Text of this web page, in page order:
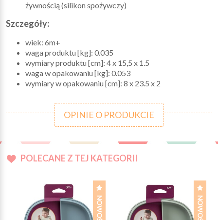
żywnością (silikon spożywczy)
Szczegóły:
wiek: 6m+
waga produktu [kg]: 0.035
wymiary produktu [cm]: 4 x 15,5 x 1.5
waga w opakowaniu [kg]: 0.053
wymiary w opakowaniu [cm]: 8 x 23.5 x 2
OPINIE O PRODUKCIE
POLECANE Z TEJ KATEGORII